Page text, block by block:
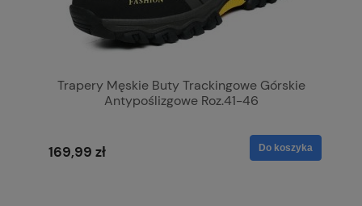
Trapery Męskie Buty Trackingowe Górskie
Antypoślizgowe Roz.41-46
169,99 zł Do koszyka